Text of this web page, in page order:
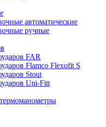
автоматические
ручные
FAR
Flamco Flexofit S
Stout
Uni-Fitt